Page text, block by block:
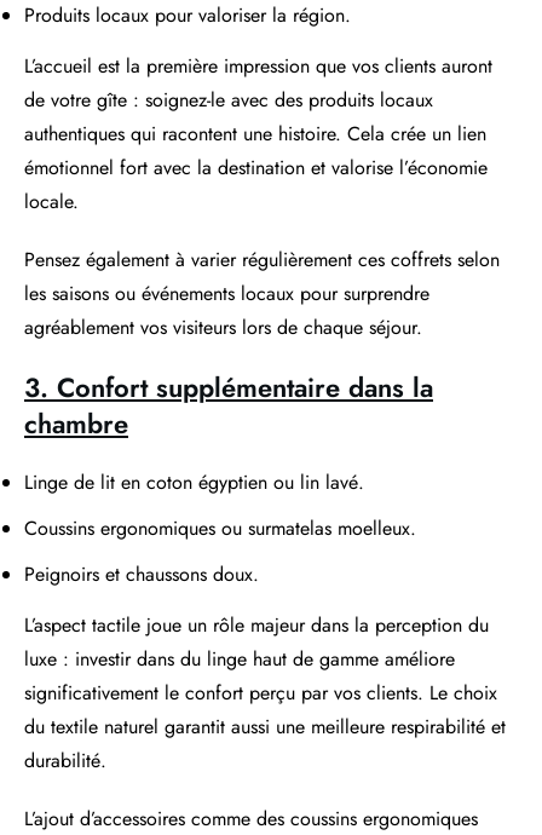
Produits locaux pour valoriser la région.
L’accueil est la première impression que vos clients auront
de votre gîte : soignez-le avec des produits locaux
authentiques qui racontent une histoire. Cela crée un lien
émotionnel fort avec la destination et valorise l’économie
locale.
Pensez également à varier régulièrement ces coffrets selon
les saisons ou événements locaux pour surprendre
agréablement vos visiteurs lors de chaque séjour.
3. Confort supplémentaire dans la
chambre
Linge de lit en coton égyptien ou lin lavé.
Coussins ergonomiques ou surmatelas moelleux.
Peignoirs et chaussons doux.
L’aspect tactile joue un rôle majeur dans la perception du
luxe : investir dans du linge haut de gamme améliore
significativement le confort perçu par vos clients. Le choix
du textile naturel garantit aussi une meilleure respirabilité et
durabilité.
L’ajout d’accessoires comme des coussins ergonomiques